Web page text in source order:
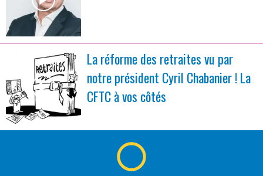
La réforme des retraites vu par
notre président Cyril Chabanier ! La
CFTC à vos côtés